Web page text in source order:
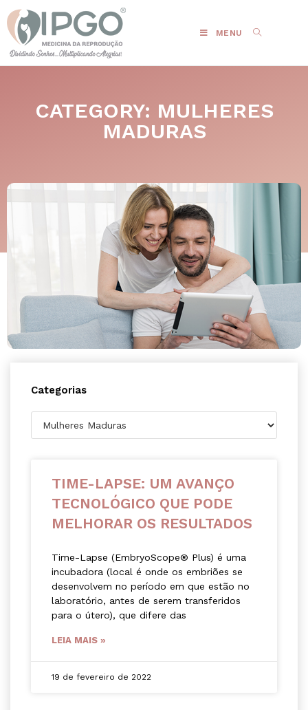
MENU
CATEGORY: MULHERES
MADURAS
Categorias
TIME-LAPSE: UM AVANÇO
TECNOLÓGICO QUE PODE
MELHORAR OS RESULTADOS
Time-Lapse (EmbryoScope® Plus) é uma
incubadora (local é onde os embriões se
desenvolvem no período em que estão no
laboratório, antes de serem transferidos
para o útero), que difere das
LEIA MAIS »
19 de fevereiro de 2022